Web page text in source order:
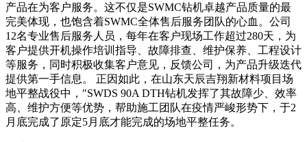
产品在为客户服务。这不仅是SWMC钻机卓越产品质量的最
完美体现，也饱含着SWMC全体售后服务团队的心血。公司
12名专业售后服务人员，每年在客户现场工作超过280天，为
客户提供开机操作培训指导、故障排查、维护保养、工程设计
等服务，同时积极收集客户意见，反馈公司，为产品升级迭代
提供第一手信息。 正因如此，在山东天辰吉翔新材料项目场
地平整战役中，"SWDS 90A DTH钻机发挥了其故障少、效率
高、维护方便等优势，帮助施工团队在疫情严峻形势下，于2
月底完成了原定5月底才能完成的场地平整任务。